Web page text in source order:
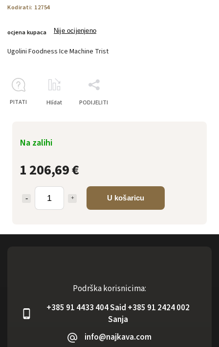
Kodirati: 12754
ocjena kupaca Nije ocijenjeno
1 206,69 €
U košaricu
Na zalihi
Ugolini Foodness Ice Machine Trist
PITATI Hlídat PODIJELITI
Podrška korisnicima:
+385 91 4433 404 Said +385 91 2424 002
Sanja
info@najkava.com